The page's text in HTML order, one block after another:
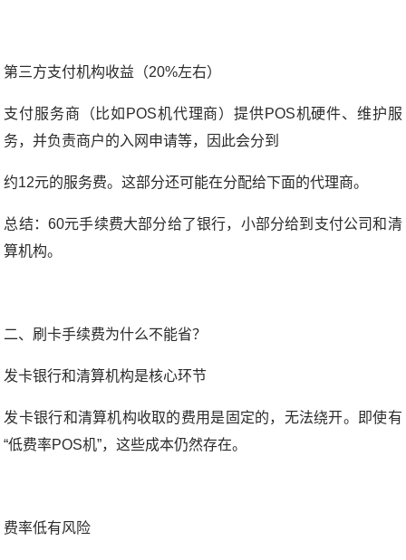
第三方支付机构收益（20%左右）
支付服务商（比如POS机代理商）提供POS机硬件、维护服
务，并负责商户的入网申请等，因此会分到
约12元的服务费。这部分还可能在分配给下面的代理商。
总结：60元手续费大部分给了银行，小部分给到支付公司和清
算机构。
二、刷卡手续费为什么不能省？
发卡银行和清算机构是核心环节
发卡银行和清算机构收取的费用是固定的，无法绕开。即使有
“低费率POS机”，这些成本仍然存在。
费率低有风险